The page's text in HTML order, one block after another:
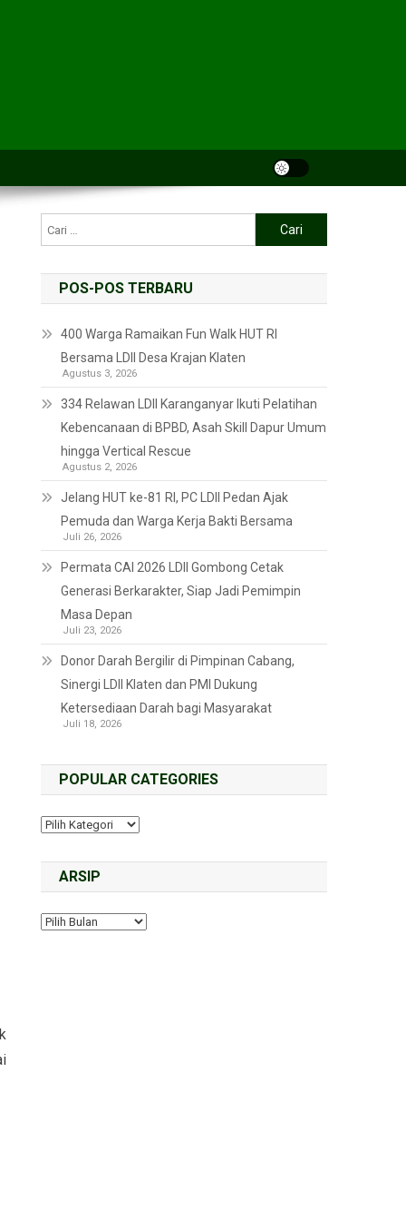
POS-POS TERBARU
400 Warga Ramaikan Fun Walk HUT RI
Bersama LDII Desa Krajan Klaten
Agustus 3, 2026
334 Relawan LDII Karanganyar Ikuti Pelatihan
Kebencanaan di BPBD, Asah Skill Dapur Umum
hingga Vertical Rescue
Agustus 2, 2026
Jelang HUT ke-81 RI, PC LDII Pedan Ajak
Pemuda dan Warga Kerja Bakti Bersama
Juli 26, 2026
Permata CAI 2026 LDII Gombong Cetak
Generasi Berkarakter, Siap Jadi Pemimpin
Masa Depan
Juli 23, 2026
Donor Darah Bergilir di Pimpinan Cabang,
Sinergi LDII Klaten dan PMI Dukung
Ketersediaan Darah bagi Masyarakat
Juli 18, 2026
POPULAR CATEGORIES
ARSIP